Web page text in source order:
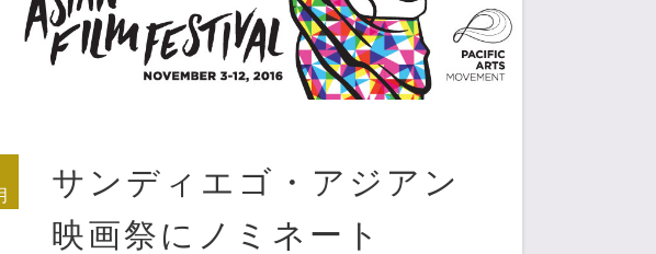
サンディエゴ・アジアン
映画祭にノミネート